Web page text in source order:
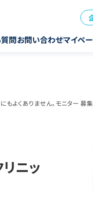
問お問い合わせマイペ
よくありません。モニター 募
ニッ